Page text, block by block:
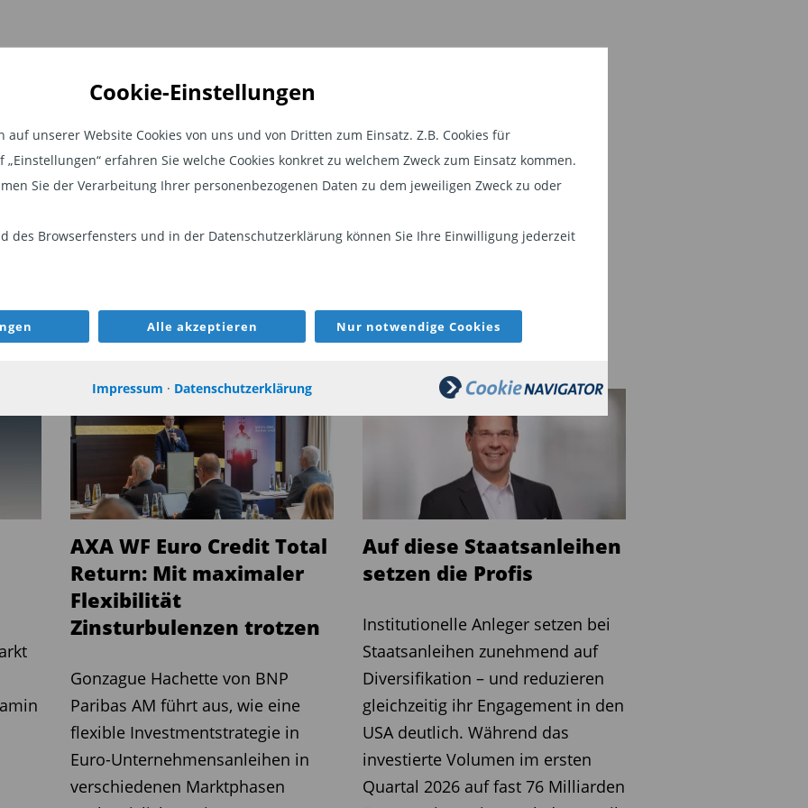
Cookie-Einstellungen
auf unserer Website Cookies von uns und von Dritten zum Einsatz. Z.B. Cookies für
erfahren Sie welche Cookies konkret zu welchem Zweck zum Einsatz kommen.
Sie der Verarbeitung Ihrer personenbezogenen Daten zu dem jeweiligen Zweck zu oder
des Browserfensters und in der Datenschutzerklärung können Sie Ihre Einwilligung jederzeit
Alle akzeptieren Nur notwendige Cookies
Impressum · Datenschutzerklärung
durch den Wertvorteil von
schwankenden Zinsen
„Versicherung gegen Zinsvolatilität“
bezahlt – und der Fonds
2021 von den Fondsmanagern
entwickelt und erfolgreich
ausgewiesene Experten für
und haben sich mit dem neuen
„Konvexität“ einem
zu machen. Ein Blick auf die
Die NRW-Zinsstrategie, die dem
erzielte im Jahr 2024 eine Rendite von
von acht Prozent. Möglich
Zinsunsicherheit – genau das
zur Geltung kommt.
in Anleihen mit einem
BBB). Zwar verbleiben
Residualrisiken
diese sind jedoch hoch korreliert und
Die Zielrendite orientiert
gegenüber traditionellen
von Zinsprognosen.
Convexity bietet in einem volatilen
WEITER
AXA WF Euro Credit Total
Return: Mit maximaler
Flexibilität
Zinsturbulenzen trotzen
Gonzague Hachette von BNP
Paribas AM führt aus, wie eine
flexible Investmentstrategie in
Euro-Unternehmensanleihen in
verschiedenen Marktphasen
ANLEIHEN
Auf diese Staatsanleihen
setzen die Profis
Institutionelle Anleger setzen bei
Staatsanleihen zunehmend auf
Diversifikation – und reduzieren
gleichzeitig ihr Engagement in den
USA deutlich. Während das
investierte Volumen im ersten
Quartal 2026 auf fast 76 Milliarden